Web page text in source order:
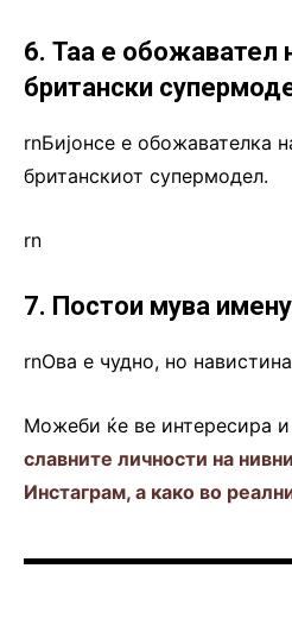
6. Таа e обожавател
британски
rnБијонсе е обожавателка
британскиот супермодел.
rn
7. Постои мува
rnОва е чудно, но
Можеби ќе ве интересира и
славните личности на
Инстаграм, а како во